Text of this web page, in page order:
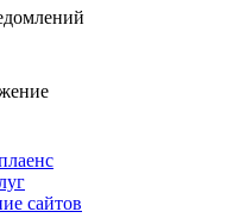
сайтов